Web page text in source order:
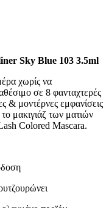
Sky Blue 103 3.5ml
χωρίς να
σε 8 φανταχτερές
& μοντέρνες εμφανίσεις
μακιγιάζ των ματιών
Colored Mascara.